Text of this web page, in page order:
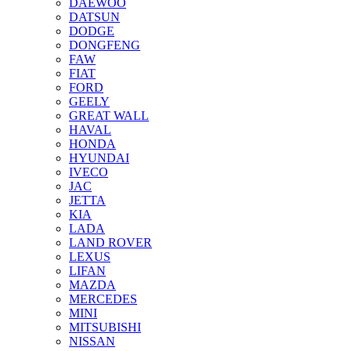
DAEWOO
DATSUN
DODGE
DONGFENG
FAW
FIAT
FORD
GEELY
GREAT WALL
HAVAL
HONDA
HYUNDAI
IVECO
JAC
JETTA
KIA
LADA
LAND ROVER
LEXUS
LIFAN
MAZDA
MERCEDES
MINI
MITSUBISHI
NISSAN